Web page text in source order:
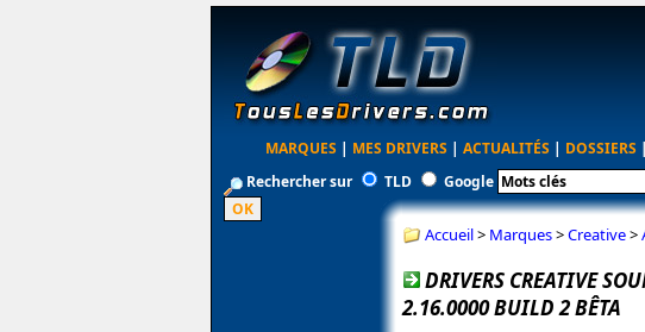
MARQUES | MES DRIVERS | ACTUALITÉS | DOSSIERS |
Rechercher sur
TLD Google
Accueil> Marques>Creative>
DRIVERS CREATIVE
2.16.0000 BUILD 2 BÊTA